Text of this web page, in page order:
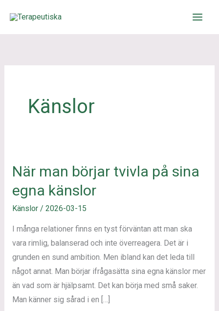
Känslor
När man börjar tvivla på sina
egna känslor
Känslor/ 2026-03-15
I många relationer finns en tyst förväntan att man ska
vara rimlig, balanserad och inte överreagera. Det är i
grunden en sund ambition. Men ibland kan det leda till
något annat. Man börjar ifrågasätta sina egna känslor mer
än vad som är hjälpsamt. Det kan börja med små saker.
Man känner sig sårad i en […]
När
börjar
tvivla
på
sina
egna
känslor